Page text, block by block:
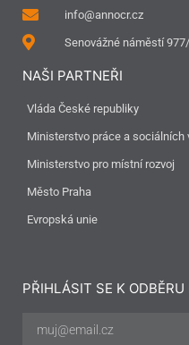
info@annocr.cz
Senovážné náměstí
NAŠI PARTNEŘI
Vláda České republiky
Ministerstvo práce a sociálních
Ministerstvo pro místní rozvoj
Město Praha
Evropská unie
PŘIHLÁSIT SE K ODBĚRU